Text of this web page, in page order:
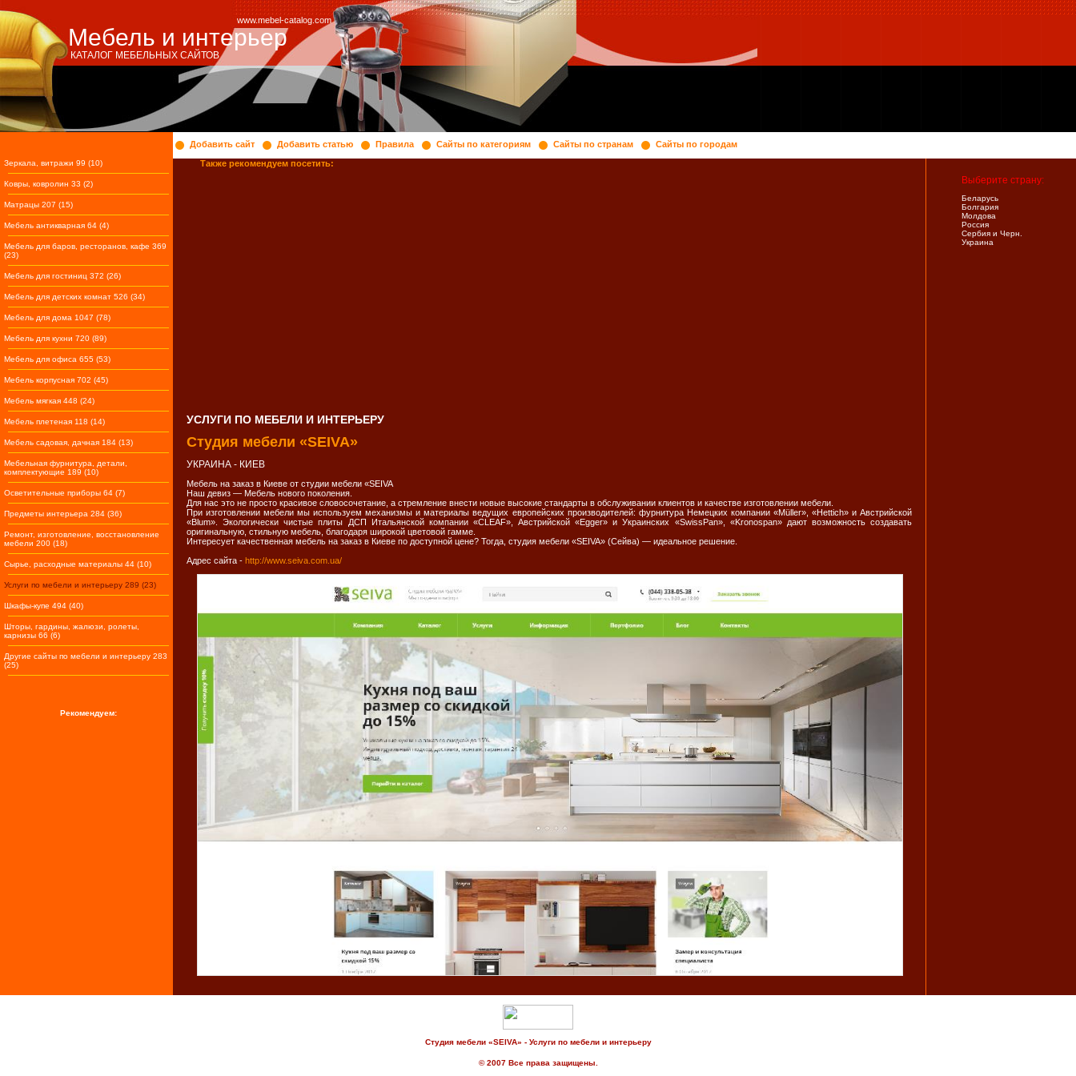
Мебель и интерьер
www.mebel-catalog.com
КАТАЛОГ МЕБЕЛЬНЫХ САЙТОВ
Зеркала, витражи 99 (10)
Ковры, ковролин 33 (2)
Матрацы 207 (15)
Мебель антикварная 64 (4)
Мебель для баров, ресторанов, кафе 369
(23)
Мебель для гостиниц 372 (26)
Мебель для детских комнат 526 (34)
Мебель для дома 1047 (78)
Мебель для кухни 720 (89)
Мебель для офиса 655 (53)
Мебель корпусная 702 (45)
Мебель мягкая 448 (24)
Мебель плетеная 118 (14)
Мебель садовая, дачная 184 (13)
Мебельная фурнитура, детали,
комплектующие 189 (10)
Осветительные приборы 64 (7)
Предметы интерьера 284 (36)
Ремонт, изготовление, восстановление
мебели 200 (18)
Сырье, расходные материалы 44 (10)
Услуги по мебели и интерьеру 289 (23)
Шкафы-купе 494 (40)
Шторы, гардины, жалюзи, ролеты,
карнизы 66 (6)
Другие сайты по мебели и интерьеру 283
(25)
Рекомендуем:
Добавить сайт Добавить статью Правила Сайты по категориям Сайты по странам
Сайты по городам
Также рекомендуем посетить:
УСЛУГИ ПО МЕБЕЛИ И ИНТЕРЬЕРУ
Студия мебели «SEIVA»
УКРАИНА - КИЕВ
Мебель на заказ в Киеве от студии мебели «SEIVA
Наш девиз — Мебель нового поколения.
Для нас это не просто красивое словосочетание, а стремление внести новые высокие стандарты в обслуживании клиентов и качестве изготовлении мебели.
При изготовлении мебели мы используем механизмы и материалы ведущих европейских производителей: фурнитура Немецких компании «Müller», «Hettich» и Австрийской
«Blum». Экологически чистые плиты ДСП Итальянской компании «CLEAF», Австрийской «Egger» и Украинских «SwissPan», «Kronospan» дают возможность создавать
оригинальную, стильную мебель, благодаря широкой цветовой гамме.
Интересует качественная мебель на заказ в Киеве по доступной цене? Тогда, студия мебели «SEIVA» (Сейва) — идеальное решение.
Адрес сайта - http://www.seiva.com.ua/
Выберите страну:
Беларусь
Болгария
Молдова
Россия
Сербия и Черн.
Украина
Студия мебели «SEIVA» - Услуги по мебели и интерьеру
© 2007 Все права защищены.